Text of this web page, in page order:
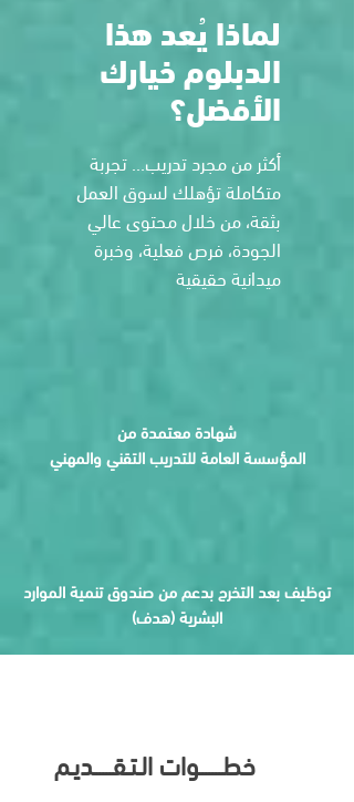
لماذا يُعد هذا
الدبلوم خيارك
الأفضل؟
أكثر من مجرد تدريب… تجربة
متكاملة تؤهلك لسوق العمل
بثقة، من خلال محتوى عالي
الجودة، فرص فعلية، وخبرة
ميدانية حقيقية
شهادة معتمدة من
المؤسسة العامة للتدريب التقني والمهني
توظيف بعد التخرج بدعم من صندوق تنمية الموارد
البشرية (هدف)
مكافأة شهرية
طوال فترة التدريب
خطـــــــوات الـتـقــــــديـم